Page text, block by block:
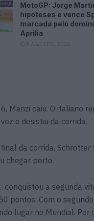
MotoGP: Jorge
hipóteses e vence
marcada pelo
Aprilia
8 AGOSTO, 2026
Manzi caiu. O italiano
e desistiu da corrida.
da corrida,
chegar perto.
a segunda
pontos. Com o
lugar no Mundial.